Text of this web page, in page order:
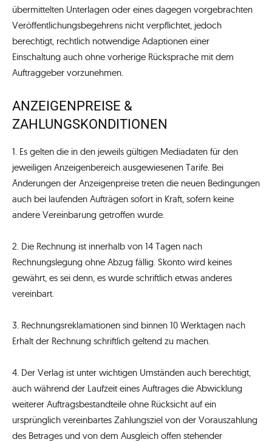
übermittelten Unterlagen oder eines dagegen vorgebrachten
Veröffentlichungsbegehrens nicht verpflichtet, jedoch
berechtigt, rechtlich notwendige Adaptionen einer
Einschaltung auch ohne vorherige Rücksprache mit dem
Auftraggeber vorzunehmen.
ANZEIGENPREISE &
ZAHLUNGSKONDITIONEN
1. Es gelten die in den jeweils gültigen Mediadaten für den
jeweiligen Anzeigenbereich ausgewiesenen Tarife. Bei
Änderungen der Anzeigenpreise treten die neuen Bedingungen
auch bei laufenden Aufträgen sofort in Kraft, sofern keine
andere Vereinbarung getroffen wurde.
2. Die Rechnung ist innerhalb von 14 Tagen nach
Rechnungslegung ohne Abzug fällig. Skonto wird keines
gewährt, es sei denn, es wurde schriftlich etwas anderes
vereinbart.
3. Rechnungsreklamationen sind binnen 10 Werktagen nach
Erhalt der Rechnung schriftlich geltend zu machen.
4. Der Verlag ist unter wichtigen Umständen auch berechtigt,
auch während der Laufzeit eines Auftrages die Abwicklung
weiterer Auftragsbestandteile ohne Rücksicht auf ein
ursprünglich vereinbartes Zahlungsziel von der Vorauszahlung
des Betrages und von dem Ausgleich offen stehender